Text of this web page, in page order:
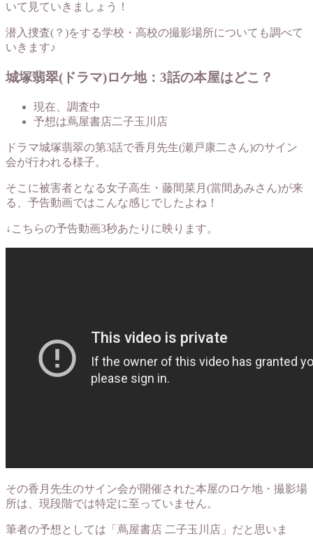
いて見ていきましょう！
潜入捜査(？)をする学校・高校の撮影場所についても調べて
いきます♪
城塚翡翠(ドラマ)ロケ地：3話の本屋はどこ？
現在、調査中
予想は蔦屋書店二子玉川店
ドラマ城塚翡翠の第3話で香月先生(瀬戸康二さん)のサイン
会が行われる様子。
そこに被害者となる女子高生・藤間菜月(當間あみさん)が来
る、予告動画ではこんな感じでしたよね！
↓こちらの予告動画3秒あたりに映ります。
その香月先生のサイン会が開催された本屋のロケ地・撮影場
所は、現段階では特定に至っていません。
筆者の予想としては「蔦屋書店 二子玉川店」だと思いま